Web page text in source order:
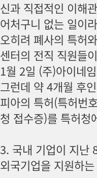
신과 직접적인 이해
어처구니 없는 일이
오히려 폐사의 특허
센터의 전직 직원들
1월 2일 (주)아이네
그런데 약 4개월 후
피아의 특허(특허번
청 접수증)를 특허청
3. 국내 기업이 지난
외국기업을 지원하